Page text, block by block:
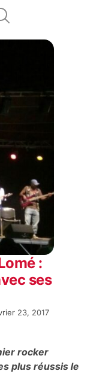
:
ses
23, 2017
rocker
plus réussis le